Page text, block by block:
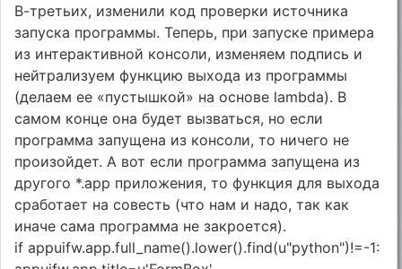
В-третьих, изменили код проверки источника
запуска программы. Теперь, при запуске примера
из интерактивной консоли, изменяем подпись и
нейтрализуем функцию выхода из программы
(делаем ее «пустышкой» на основе lambda). В
самом конце она будет вызваться, но если
программа запущена из консоли, то ничего не
произойдет. А вот если программа запущена из
другого *.app приложения, то функция для выхода
сработает на совесть (что нам и надо, так как
иначе сама программа не закроется).
if appuifw.app.full_name().lower().find(u"python")!=-1: